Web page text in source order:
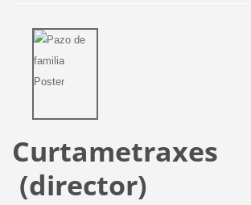
Curtametraxes
(director)